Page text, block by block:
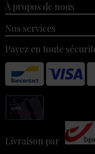
À propos de nous
Nos services
Payez en toute
Livraison par